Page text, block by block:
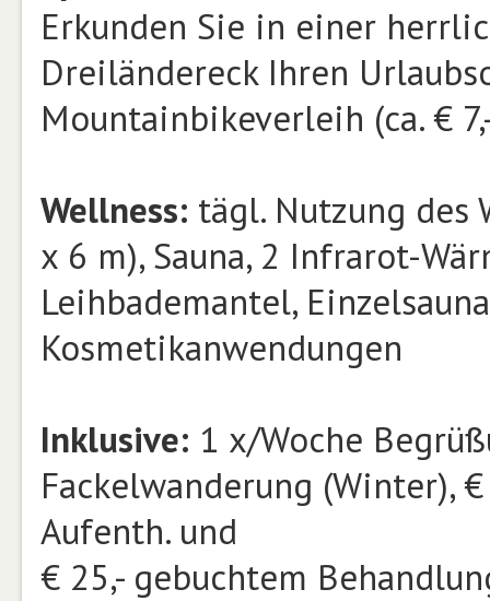
Erkunden Sie in einer
Dreiländereck Ihren
Mountainbikeverleih (ca. €
Wellness: tägl. Nutzung des
x 6 m), Sauna, 2 Infrarot-
Leihbademantel,
Kosmetikanwendungen
Inklusive: 1 x/Woche
Fackelwanderung (Winter),
Aufenth. und
€ 25,- gebuchtem